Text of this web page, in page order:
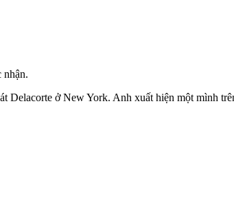
nhận.
Delacorte ở New York. Anh xuất hiện một mình